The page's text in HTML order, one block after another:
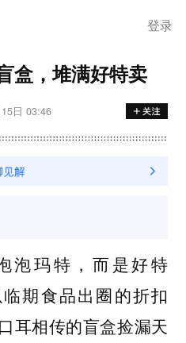
登录
盒，堆满好特卖
日 03:46
泡玛特，而是好特
期食品出圈的折扣
耳相传的盲盒捡漏天